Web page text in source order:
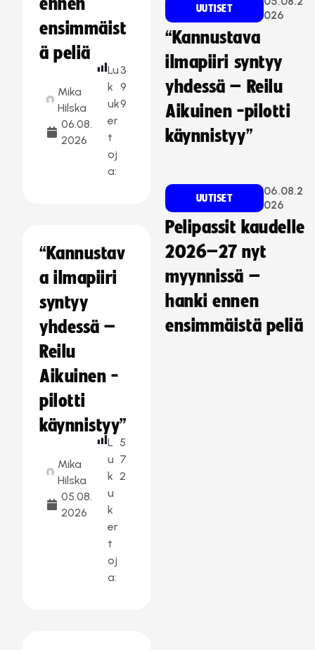
ennen
ensimmäist
ä peliä
Mika
Hilska
06.08.
2026
Lu
k
uk
er
t
oj
a:
3
9
9
“Kannustav
a ilmapiiri
syntyy
yhdessä –
Reilu
Aikuinen -
pilotti
käynnistyy”
Mika
Hilska
05.08.
2026
L
u
k
u
k
er
t
oj
a:
5
7
2
UUTISET
026
“Kannustava
ilmapiiri syntyy
yhdessä – Reilu
Aikuinen -pilotti
käynnistyy”
UUTISET
06.08.2
026
Pelipassit kaudelle
2026–27 nyt
myynnissä –
hanki ennen
ensimmäistä peliä